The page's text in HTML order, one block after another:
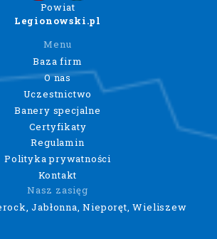
Powiat
Legionowski.pl
Menu
Baza firm
O nas
Uczestnictwo
Banery specjalne
Certyfikaty
Regulamin
Polityka prywatności
Kontakt
Nasz zasięg
Jabłonna, Nieporęt, Wieliszew